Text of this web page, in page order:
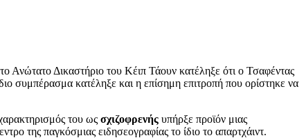
Ανώτατο Δικαστήριο του Κέιπ Τάουν κατέληξε ότι ο Τσαφέντας
συμπέρασμα κατέληξε και η επίσημη επιτροπή που ορίστηκε να
του ως σχιζοφρενής υπήρξε προϊόν μιας
της παγκόσμιας ειδησεογραφίας το ίδιο το απαρτχάιντ.